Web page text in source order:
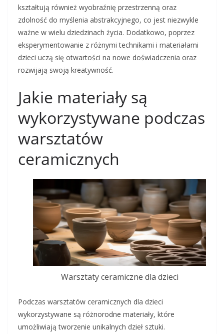
kształtują również wyobraźnię przestrzenną oraz
zdolność do myślenia abstrakcyjnego, co jest niezwykle
ważne w wielu dziedzinach życia. Dodatkowo, poprzez
eksperymentowanie z różnymi technikami i materiałami
dzieci uczą się otwartości na nowe doświadczenia oraz
rozwijają swoją kreatywność.
Jakie materiały są
wykorzystywane podczas
warsztatów
ceramicznych
Warsztaty ceramiczne dla dzieci
Podczas warsztatów ceramicznych dla dzieci
wykorzystywane są różnorodne materiały, które
umożliwiają tworzenie unikalnych dzieł sztuki.